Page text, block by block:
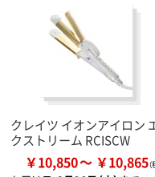
クレイツ イオンアイロン
クストリーム RCISCW
￥10,850 ￥10,865